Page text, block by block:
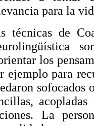
para la
técnicas de
los
ejemplo para
sofocados
La